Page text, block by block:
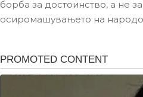
борба за достоинство, а не
осиромашувањето на